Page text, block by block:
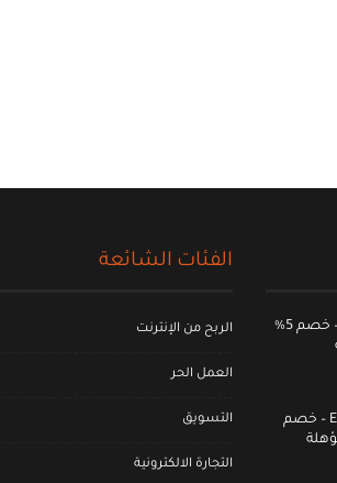
كود خصم ملاي Xx05 – خصم 5%
كود خصم سبورتر EX56 – خصم
الفئات الشائعة
الربح من الإنترنت
العمل الحر
التسويق
التجارة الالكترونية